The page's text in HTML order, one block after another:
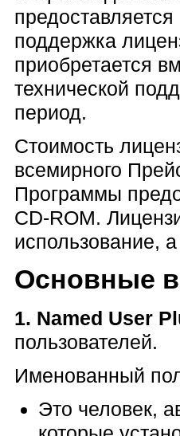
поддержка
приобретается
технической
период.
Стоимость
всемирного
Программы
CD-ROM.
использование,
Основные
1. Named User
пользователей.
Именованный
Это человек,